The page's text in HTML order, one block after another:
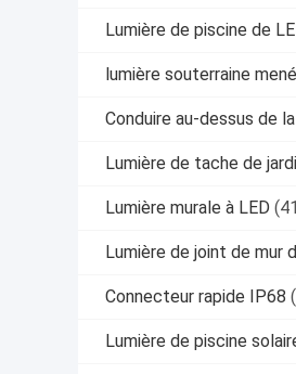
Lumière de piscine de
lumière souterraine
Conduire au-dessus de
Lumière de tache de
Lumière murale à LED
Lumière de joint de mur
Connecteur rapide IP68
Lumière de piscine